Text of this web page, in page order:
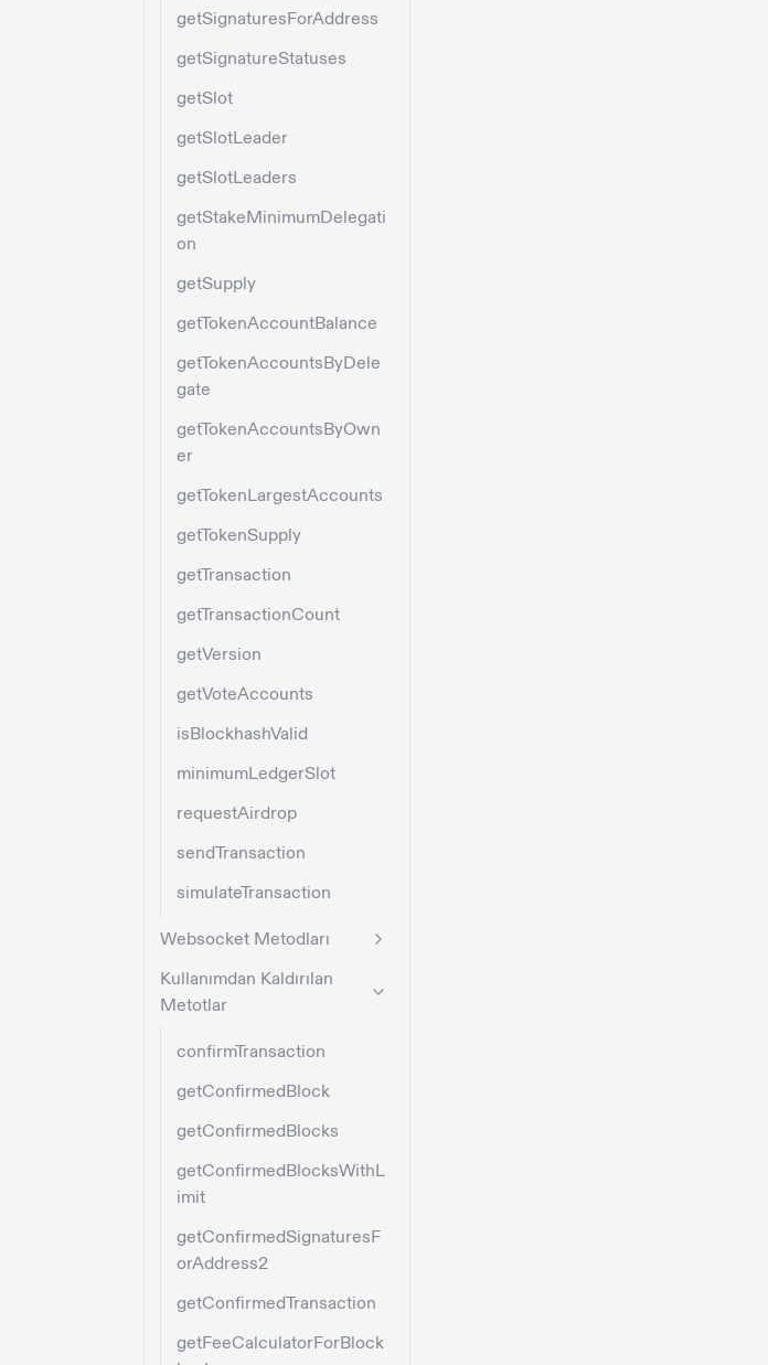
getSignaturesForAddress
getSignatureStatuses
getSlot
getSlotLeader
getSlotLeaders
getStakeMinimumDelegati
on
getSupply
getTokenAccountBalance
getTokenAccountsByDele
gate
getTokenAccountsByOwn
er
getTokenLargestAccounts
getTokenSupply
getTransaction
getTransactionCount
getVersion
getVoteAccounts
isBlockhashValid
minimumLedgerSlot
requestAirdrop
sendTransaction
simulateTransaction
Websocket Metodları
Kullanımdan Kaldırılan
Metotlar
confirmTransaction
getConfirmedBlock
getConfirmedBlocks
getConfirmedBlocksWithL
imit
getConfirmedSignaturesF
orAddress2
getConfirmedTransaction
getFeeCalculatorForBlock